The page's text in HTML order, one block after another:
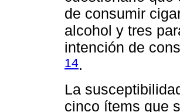
de consumir
alcohol y tres
intención de
14.
La
cinco ítems que